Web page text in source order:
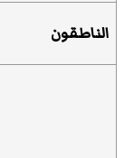
الناطقون